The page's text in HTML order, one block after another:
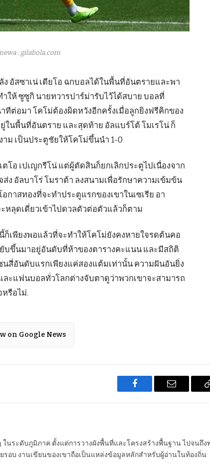
: gilabola.com
อัสซาเน่ เดียโอ ฉกบอลได้ในพื้นที่อันตรายและพา
ำให้ ซูซูกิ นายทวารปาร์ม่ารับไว้ได้สบาย บอลที่
ต่อมา โคโม่ต้องผิดหวังอีกครั้งเมื่อลูกยิงฟรีคิกของ
ในพื้นที่อันตราย และสุดท้าย อัลแบร์โต้ โมเรโน่ ก็
าม เป็นประตูชัยให้โคโม่ขึ้นนำ 1-0
โอ เปเญกรีโน่ แต่ผู้ตัดสินก็ยกเลิกประตูไปเนื่องจาก
ง อัลบาโร่ โมราต้า ลงสนามเพื่อรักษาความเข้มข้น
าสทองที่จะทำประตูแรกของเขาในเซเรีย อา
หลุดเดี่ยวเข้าไปดวลตัวต่อตัวแล้วก็ตาม
เพียงพอแล้วที่จะทำให้โคโม่ยังคงหายใจรดต้นคอ
บขึ้นมาอยู่อันดับที่ห้าของตารางคะแนน และมีสถิติ
สี่อันดับแรกเพียงแค่สองแต้มเท่านั้น ความฝันอันยิ่ง
ะแฟนบอลทั่วโลกต่างจับตาดูว่าพวกเขาจะสามารถ
หรือไม่.
on Google News
Facebook Email
ในระดับภูมิภาค ตั้งแต่การวางผังพื้นที่และโครงสร้างพื้นฐาน ไปจนถึง
รอบ งานเขียนของเขาถือเป็นแหล่งข้อมูลหลักสำหรับผู้อ่านในท้องถิ่น